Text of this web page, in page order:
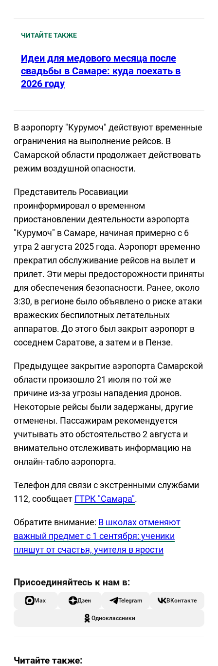
ЧИТАЙТЕ ТАКЖЕ
Идеи для медового месяца после
свадьбы в Самаре: куда поехать в
2026 году
В аэропорту "Курумоч" действуют временные
ограничения на выполнение рейсов. В
Самарской области продолжает действовать
режим воздушной опасности.
Представитель Росавиации
проинформировал о временном
приостановлении деятельности аэропорта
"Курумоч" в Самаре, начиная примерно с 6
утра 2 августа 2025 года. Аэропорт временно
прекратил обслуживание рейсов на вылет и
прилет. Эти меры предосторожности приняты
для обеспечения безопасности. Ранее, около
3:30, в регионе было объявлено о риске атаки
вражеских беспилотных летательных
аппаратов. До этого был закрыт аэропорт в
соседнем Саратове, а затем и в Пензе.
Предыдущее закрытие аэропорта Самарской
области произошло 21 июля по той же
причине из-за угрозы нападения дронов.
Некоторые рейсы были задержаны, другие
отменены. Пассажирам рекомендуется
учитывать это обстоятельство 2 августа и
внимательно отслеживать информацию на
онлайн-табло аэропорта.
Телефон для связи с экстренными службами
112, сообщает ГТРК "Самара".
Обратите внимание: В школах отменяют
важный предмет с 1 сентября: ученики
пляшут от счастья, учителя в ярости
Max Дзен Telegram ВКонтакте
Одноклассники
Читайте также: